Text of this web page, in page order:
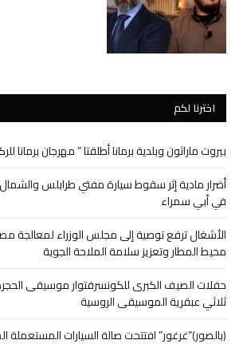
اخترنا لكم
بيروت ماراثون وبلدية برمانا أطلقتا ” مهرجان برمانا
أضرار مادية إثر سقوط سيارة مفتي طرابلس
في أبي سمراء
الأشغال ترفع توصية إلى مجلس الوزراء لمعالجة
محيط المطار وتعزيز سلامة الملاحة الجوية
حفلات الصيف الكبرى للكونسرفتوار موسيقى
ثلاثي عبقرية الموسيقى الروسية
(بالصور)”غرغور” افتتحت صالة السيارات المستعملة